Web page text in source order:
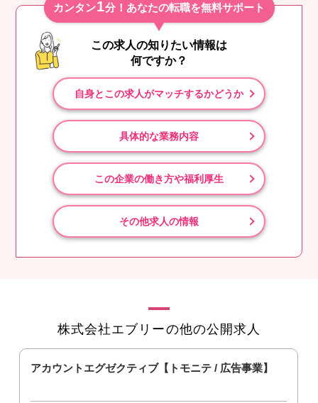
カンタン1分！あなたの転職を無料サポート
この求人の知りたい情報は
何ですか？
自身とこの求人がマッチするかどうか
具体的な業務内容
この企業の働き方や福利厚生
その他求人の情報
株式会社エブリーの他の公開求人
アカウントエグゼクティブ【トモニテ / 広告事業】